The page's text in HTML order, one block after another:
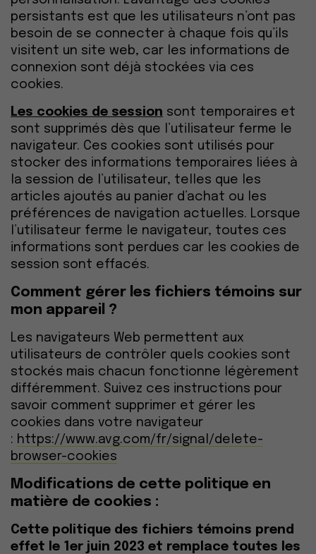
persistants est que les utilisateurs n’ont pas
besoin de se connecter à chaque fois qu’ils
visitent un site web, car les informations de
connexion sont déjà stockées via ces
cookies.
Les cookies de session sont temporaires et
sont supprimés dès que l’utilisateur ferme le
navigateur. Ces cookies sont utilisés pour
stocker des informations temporaires liées à
la session de l’utilisateur, telles que les
articles ajoutés au panier d’achat ou les
préférences de navigation actuelles. Lorsque
l’utilisateur ferme le navigateur, toutes ces
informations sont perdues car les cookies de
session sont effacés.
Comment gérer les fichiers témoins sur
mon appareil ?
Les navigateurs Web permettent aux
utilisateurs de contrôler quels cookies sont
stockés mais chacun fonctionne légèrement
différemment. Suivez ces instructions pour
savoir comment supprimer et gérer les
cookies dans votre navigateur
: https://www.avg.com/fr/signal/delete-
browser-cookies
Modifications de cette politique en
matière de cookies :
Cette politique des fichiers témoins prend
effet le 1er juin 2023 et remplace toutes les